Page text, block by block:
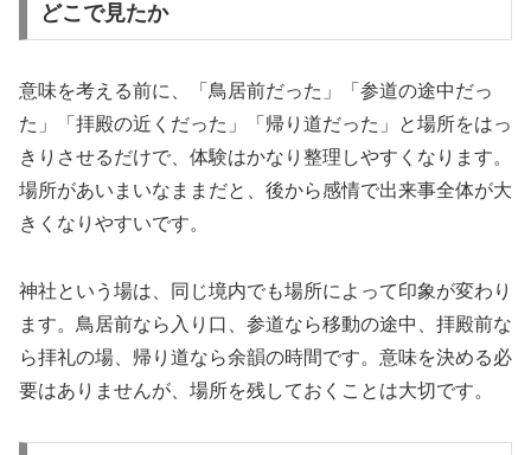
どこで見たか
意味を考える前に、「鳥居前だった」「参道の途中だっ
た」「拝殿の近くだった」「帰り道だった」と場所をはっ
きりさせるだけで、体験はかなり整理しやすくなります。
場所があいまいなままだと、後から感情で出来事全体が大
きくなりやすいです。
神社という場は、同じ境内でも場所によって印象が変わり
ます。鳥居前なら入り口、参道なら移動の途中、拝殿前な
ら拝礼の場、帰り道なら余韻の時間です。意味を決める必
要はありませんが、場所を残しておくことは大切です。